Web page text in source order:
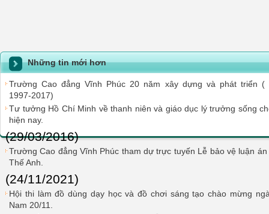
Những tin mới hơn
Trường Cao đẳng Vĩnh Phúc 20 năm xây dựng và phát triển (
1997-2017)
Tư tưởng Hồ Chí Minh về thanh niên và giáo dục lý trưởng sống
hiện nay.
(29/03/2016)
Trường Cao đẳng Vĩnh Phúc tham dự trực tuyến Lễ bảo vệ luận
Thế Anh.
(24/11/2021)
Hội thi làm đồ dùng dạy học và đồ chơi sáng tạo chào mừng
Nam 20/11.